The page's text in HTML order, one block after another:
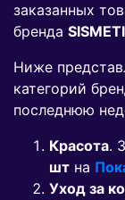
заказанных
бренда
Ниже
категорий
последнюю
Красота.
шт на
Уход за